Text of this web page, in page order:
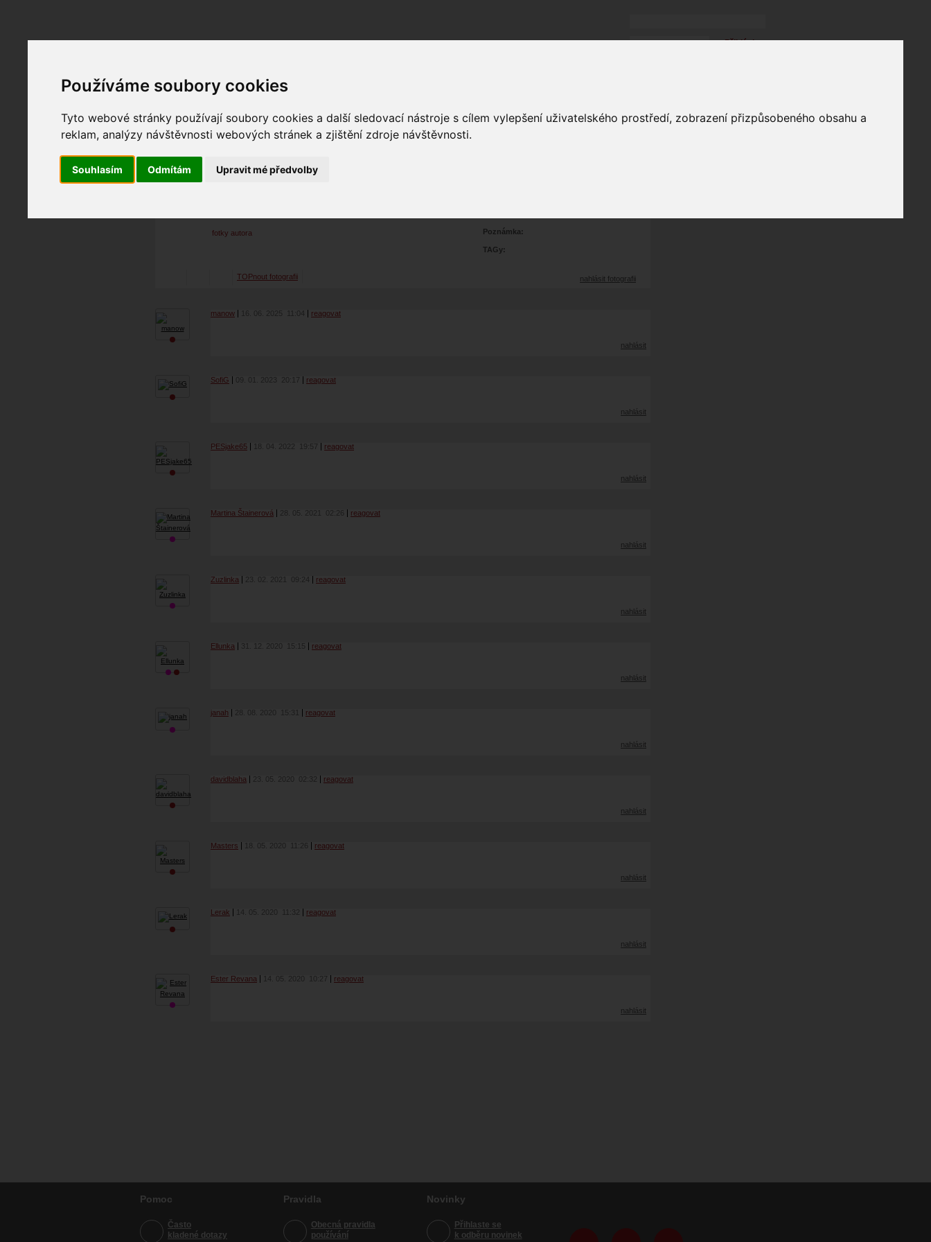
Používáme soubory cookies
Tyto webové stránky používají soubory cookies a další sledovací nástroje s cílem vylepšení uživatelského prostředí, zobrazení přizpůsobeného obsahu a
reklam, analýzy návštěvnosti webových stránek a zjištění zdroje návštěvnosti.
Souhlasím Odmítám Upravit mé předvolby
Přihlásit
Lidé PRO účet Nabídky
Poznámka:
TAGy:
XF 15
fotky autora
TOPnout fotografii nahlásit fotografii
manow 16. 06. 2025 11:04 reagovat
nahlásit
SofiG 09. 01. 2023 20:17 reagovat
nahlásit
PESjake65 18. 04. 2022 19:57 reagovat
nahlásit
Martina Štainerová 28. 05. 2021 02:26 reagovat
nahlásit
Zuzlinka 23. 02. 2021 09:24 reagovat
nahlásit
Ellunka 31. 12. 2020 15:15 reagovat
nahlásit
janah 15:31 reagovat
nahlásit
davidblaha 23. 05. 2020 02:32 reagovat
nahlásit
Masters 18. 05. 2020 11:26 reagovat
nahlásit
Lerak 14. 05. 2020 11:32 reagovat
nahlásit
Ester Revana 14. 05. 2020 10:27 reagovat
nahlásit
Pomoc
Často
kladené dotazy
Pravidla
Obecná pravidla
používání
Novinky
Přihlaste se
k odběru novinek